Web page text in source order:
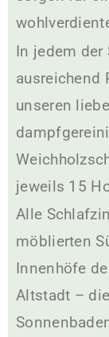
In jedem
ausreichend
unseren
jeweils 15
Alle
möblierten
Innenhöfe
Altstadt –